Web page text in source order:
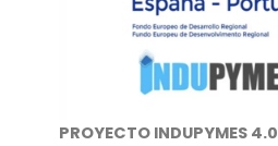
PROYECTO INDUPYMES 4.0